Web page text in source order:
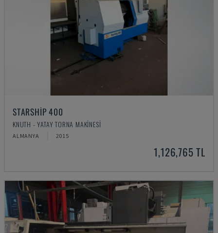
STARSHIP 400
KNUTH - YATAY TORNA MAKINESI
ALMANYA 2015
1,126,765 TL